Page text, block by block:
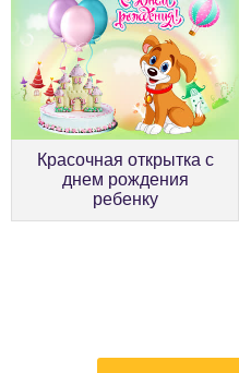
Красочная открытка с
днем рождения
ребенку